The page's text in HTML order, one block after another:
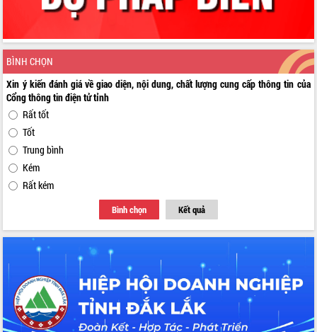
BÌNH CHỌN
Xin ý kiến đánh giá về giao diện, nội dung, chất lượng cung cấp thông tin của
Cổng thông tin điện tử tỉnh
Rất tốt
Tốt
Trung bình
Kém
Rất kém
Bình chọn Kết quả